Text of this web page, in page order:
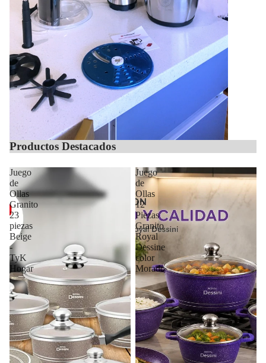
Productos Destacados
Juego
de
Ollas
Granito
23
piezas
Beige
-
TyK
Hogar
Juego
de
Ollas
12
Piezas
Granito
Royal
Dessine
color
Morado